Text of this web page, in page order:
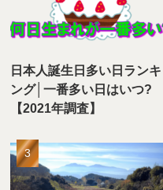
日本人誕生日多い日ランキ
ング│一番多い日はいつ?
【2021年調査】